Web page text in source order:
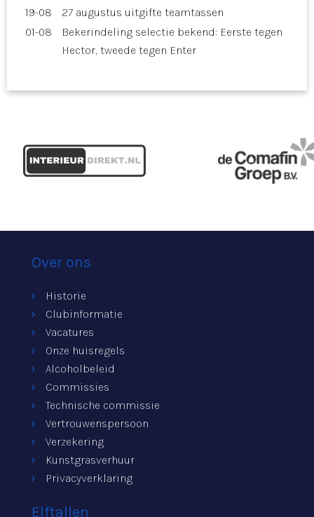
19-08
27 augustus uitgifte teamtassen
01-08
Bekerindeling selectie bekend: Eerste tegen
Hector, tweede tegen Enter
Over ons
Historie
Clubinformatie
Vacatures
Onze huisregels
Alcoholbeleid
Commissies
Technische commissie
Vertrouwenspersoon
Verzekering
Kunstgrasverhuur
Privacyverklaring
Elftallen